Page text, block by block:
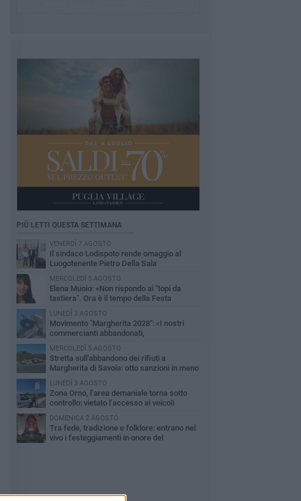
PIÙ LETTI QUESTA SETTIMANA
VENERDÌ 7 AGOSTO
Il sindaco Lodispoto rende omaggio al
Luogotenente Pietro Della Sala
MERCOLEDÌ 5 AGOSTO
Elena Muoio: «Non rispondo ai "topi da
tastiera". Ora è il tempo della Festa
Patronale»
LUNEDÌ 3 AGOSTO
Movimento "Margherita 2028": «I nostri
commercianti abbandonati,
l'amministrazione Lodispoto affossa la città»
MERCOLEDÌ 5 AGOSTO
Stretta sull'abbandono dei rifiuti a
Margherita di Savoia: otto sanzioni in meno
di due mesi
LUNEDÌ 3 AGOSTO
Zona Orno, l’area demaniale torna sotto
controllo: vietato l’accesso ai veicoli
DOMENICA 2 AGOSTO
Tra fede, tradizione e folklore: entrano nel
vivo i festeggiamenti in onore del